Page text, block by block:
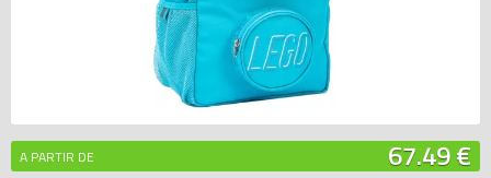
A PARTIR DE 67.49 €